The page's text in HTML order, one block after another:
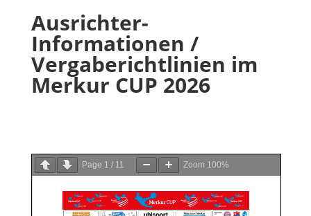
Ausrichter-
Informationen /
Vergaberichtlinien im
Merkur CUP 2026
Page 1 / 11 Zoom 100%